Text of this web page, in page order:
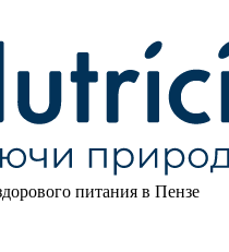
питания в Пензе